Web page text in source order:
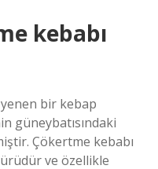
kebabı
bir kebap
güneybatısındaki
Çökertme kebabı
ve özellikle